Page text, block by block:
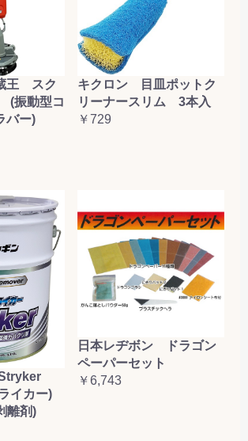
王 スク
(振動型コ
バー)
キクロン 目皿ポットク
リーナースリム 3本入
￥729
イカー)
離剤)
日本レヂボン ドラゴン
ペーパーセット
￥6,743